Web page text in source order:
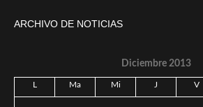
ARCHIVO DE NOTICIAS
Diciembre 2013
L Ma Mi J V